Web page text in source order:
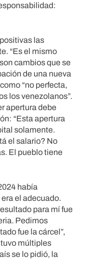
las
“Es el mismo
cambios que se
de una nueva
“no perfecta,
los venezolanos”.
apertura debe
“Esta apertura
solamente.
el salario? No
El pueblo tiene
había
el adecuado.
para mí fue
Pedimos
fue la cárcel”,
múltiples
se lo pidió, la